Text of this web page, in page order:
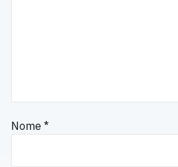
Nome *